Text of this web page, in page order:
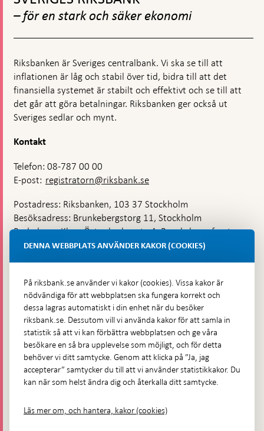
toppnavigation
– för en stark och säker ekonomi
Riksbanken är Sveriges centralbank. Vi ska se till att
inflationen är låg och stabil över tid, bidra till att det
finansiella systemet är stabilt och effektivt och se till att
det går att göra betalningar. Riksbanken ger också ut
Sveriges sedlar och mynt.
Kontakt
Telefon: 08-787 00 00
E-post: registratorn@riksbank.se
Postadress: Riksbanken, 103 37 Stockholm
Besöksadress: Brunkebergstorg 11, Stockholm
Budadress: Klara Östra kyrkogata 4, Brunkebergsfaret,
Lastplats 6
Hitta direkt
Frågor och svar-
Öppnas
i
ny
flik
Till Riksbankens webbarkiv-
Öppnas
i
ny
Presskontakt
Integritetspolicy
DENNA WEBBPLATS ANVÄNDER KAKOR (COOKIES)
På riksbank.se använder vi kakor (cookies). Vissa kakor är
nödvändiga för att webbplatsen ska fungera korrekt och
dessa lagras automatiskt i din enhet när du besöker
riksbank.se. Dessutom vill vi använda kakor för att samla in
statistik så att vi kan förbättra webbplatsen och ge våra
besökare en så bra upplevelse som möjligt, och för detta
behöver vi ditt samtycke. Genom att klicka på ”Ja, jag
accepterar” samtycker du till att vi använder statistikkakor. Du
kan när som helst ändra dig och återkalla ditt samtycke.
Läs mer om, och hantera, kakor (cookies)